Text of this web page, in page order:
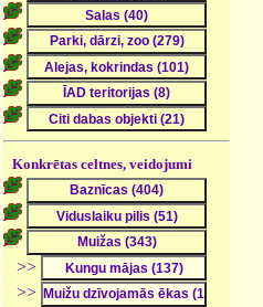
Konkrētas celtnes, veidojumi
>>
>>